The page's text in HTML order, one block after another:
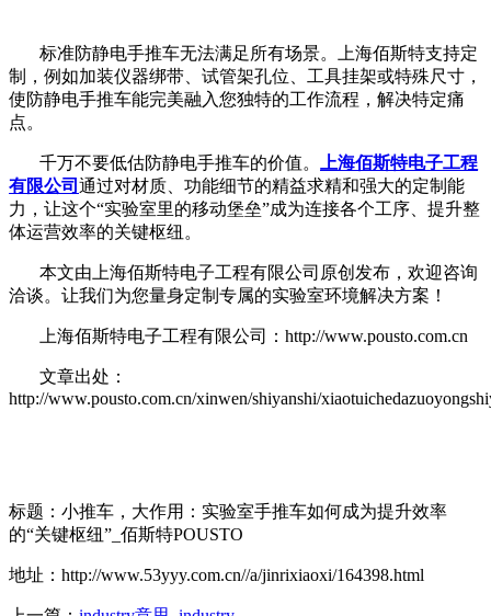
标准防静电手推车无法满足所有场景。上海佰斯特支持定
制，例如加装仪器绑带、试管架孔位、工具挂架或特殊尺寸，
使防静电手推车能完美融入您独特的工作流程，解决特定痛
点。
千万不要低估防静电手推车的价值。
上海佰斯特电子工程
有限公司 通过对材质、功能细节的精益求精和强大的定制能
力，让这个“实验室里的移动堡垒”成为连接各个工序、提升整
体运营效率的关键枢纽。
本文由上海佰斯特电子工程有限公司原创发布，欢迎咨询
洽谈。让我们为您量身定制专属的实验室环境解决方案！
上海佰斯特电子工程有限公司：http://www.pousto.com.cn
文章出处：
http://www.pousto.com.cn/xinwen/shiyanshi/
标题：小推车，大作用：实验室手推车如何成为提升效率
的“关键枢纽”_佰斯特POUSTO
地址：http://www.53yyy.com.cn//a/jinrixiaoxi/164398.html